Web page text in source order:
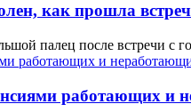
как прошла
палец после встречи с
работающих и